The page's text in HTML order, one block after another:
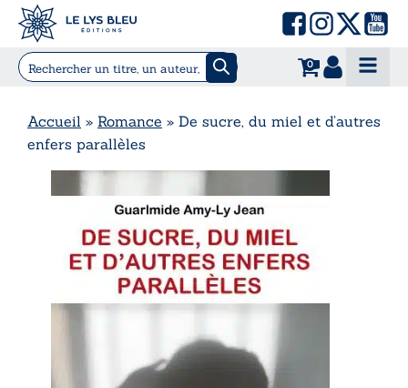
0
Accueil » Romance » De sucre, du miel et d’autres
enfers parallèles